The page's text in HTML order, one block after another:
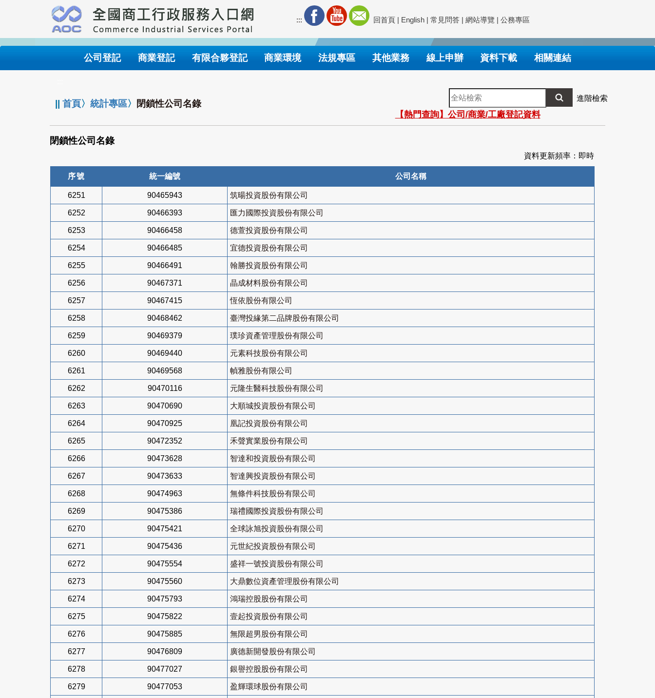
要
內
::: 回首頁 | English | 常見問答 | 網站導覽 | 公務專區
公司登記 商業登記 有限合夥登記 商業環境 法規專區 其他業務 線上申辦 資料下載 相關連結
||首頁〉統計專區〉 閉鎖性公司名錄
全
站
檢
索
進階檢索
【熱門查詢】公司/商業/工廠登記資料
閉鎖性公司名錄
資料更新頻率：即時
序號 統一編號 公司名稱
6251 90465943 筑暘投資股份有限公司
6252 90466393 匯力國際投資股份有限公司
6253 90466458 德萱投資股份有限公司
6254 90466485 宜德投資股份有限公司
6255 90466491 翰勝投資股份有限公司
6256 90467371 晶成材料股份有限公司
6257 90467415 恆依股份有限公司
6258 90468462 臺灣投緣第二品牌股份有限公司
6259 90469379 璞珍資產管理股份有限公司
6260 90469440 元素科技股份有限公司
6261 90469568 幀雅股份有限公司
6262 90470116 元隆生醫科技股份有限公司
6263 90470690 大順城投資股份有限公司
6264 90470925 凰記投資股份有限公司
6265 90472352 禾聲實業股份有限公司
6266 90473628 智達和投資股份有限公司
6267 90473633 智達興投資股份有限公司
6268 90474963 無條件科技股份有限公司
6269 90475386 瑞禮國際投資股份有限公司
6270 90475421 全球詠旭投資股份有限公司
6271 90475436 元世紀投資股份有限公司
6272 90475554 盛祥一號投資股份有限公司
6273 90475560 大鼎數位資產管理股份有限公司
6274 90475793 鴻瑞控股股份有限公司
6275 90475822 壹起投資股份有限公司
6276 90475885 無限超男股份有限公司
6277 90476809 廣德新開發股份有限公司
6278 90477027 銀譽控股股份有限公司
6279 90477053 盈輝環球股份有限公司